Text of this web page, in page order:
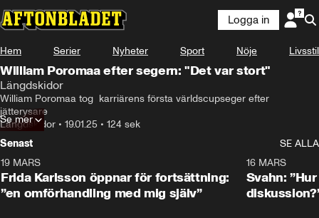
Logga in
Hem Serier Nyheter Sport Nöje Livsstil
William Poromaa efter segern: "Det var stort"
Längdskidor
William Poromaa tog  karriärens första världscupseger efter
jätterysare
Längdskidor • 19.01.25 • 124 sek
Se mer
Senast
SE ALLA
19 MARS
Frida Karlsson öppnar för fortsättning:
”en omförhandling med mig själv”
16 MARS
Svahn: